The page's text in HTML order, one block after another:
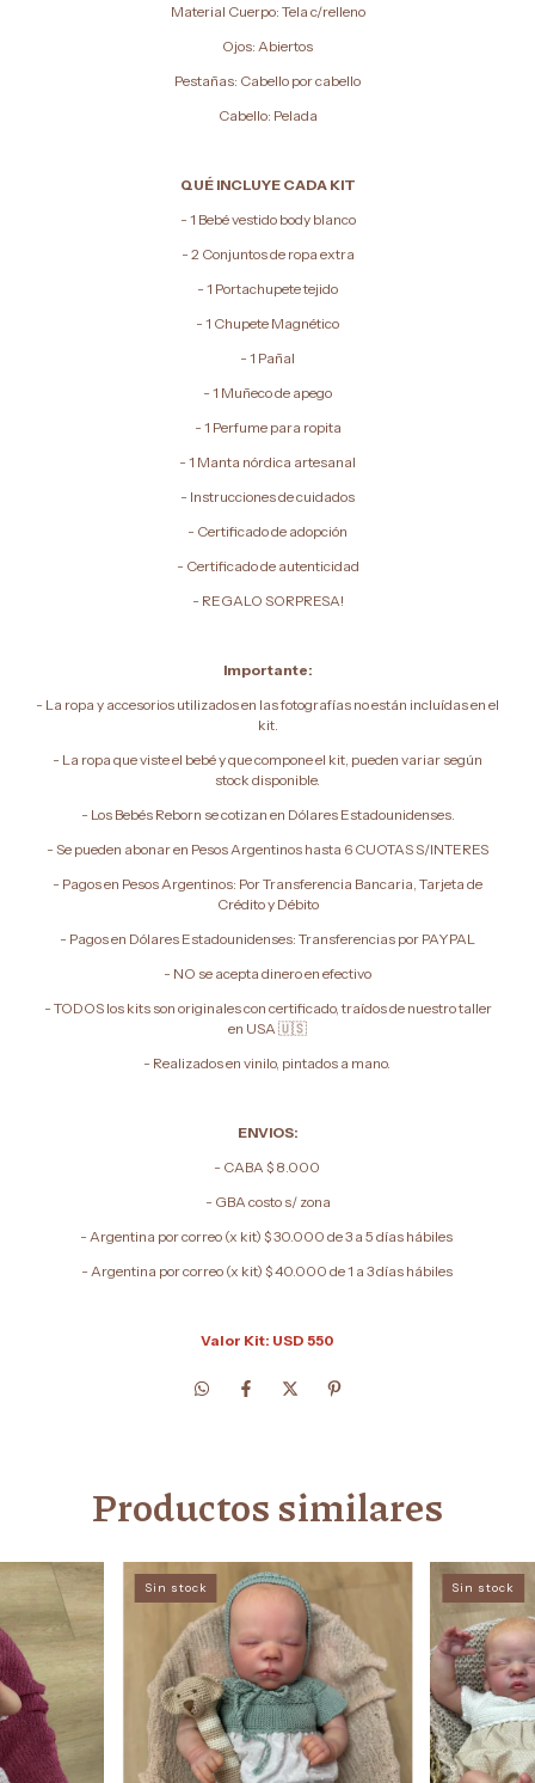
Material Cuerpo: Tela c/relleno
Ojos: Abiertos
Pestañas: Cabello por cabello
Cabello: Pelada
QUÉ INCLUYE CADA KIT
- 1 Bebé vestido body blanco
- 2 Conjuntos de ropa extra
- 1 Portachupete tejido
- 1 Chupete Magnético
- 1 Pañal
- 1 Muñeco de apego
- 1 Perfume para ropita
- 1 Manta nórdica artesanal
- Instrucciones de cuidados
- Certificado de adopción
- Certificado de autenticidad
- REGALO SORPRESA!
Importante:
- La ropa y accesorios utilizados en las fotografías no están incluídas en el
kit.
- La ropa que viste el bebé y que compone el kit, pueden variar según
stock disponible.
- Los Bebés Reborn se cotizan en Dólares Estadounidenses.
- Se pueden abonar en Pesos Argentinos hasta 6 CUOTAS S/INTERES
- Pagos en Pesos Argentinos: Por Transferencia Bancaria, Tarjeta de
Crédito y Débito
- Pagos en Dólares Estadounidenses: Transferencias por PAYPAL
- NO se acepta dinero en efectivo
- TODOS los kits son originales con certificado, traídos de nuestro taller
en USA 🇺🇸
- Realizados en vinilo, pintados a mano.
ENVIOS:
- CABA $ 8.000
- GBA costo s/ zona
- ⁠Argentina por correo (x kit) $ 30.000 de 3 a 5 días hábiles
- Argentina por correo (x kit) $ 40.000 de 1 a 3 días hábiles
Valor Kit: USD 550
Productos similares
Sin stock Sin stock